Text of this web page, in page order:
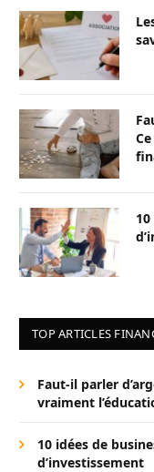
TOP ARTICLES
Faut-il parler
vraiment
10 idées de
d’investissement